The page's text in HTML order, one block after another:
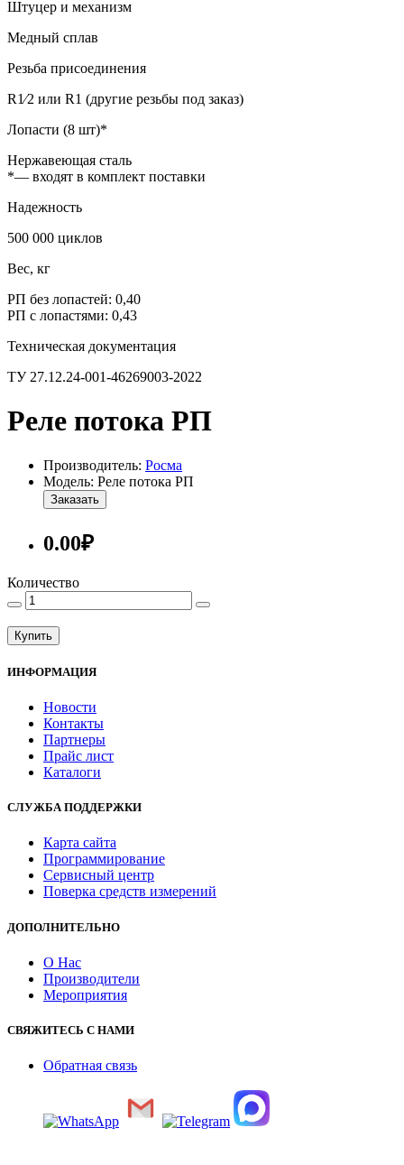
Штуцер и механизм
Медный сплав
Резьба присоединения
R1⁄2 или R1 (другие резьбы под заказ)
Лопасти (8 шт)*
Нержавеющая сталь
*— входят в комплект поставки
Надежность
500 000 циклов
Вес, кг
РП без лопастей: 0,40
РП с лопастями: 0,43
Техническая документация
ТУ 27.12.24-001-46269003-2022
Реле потока РП
Производитель: Росма
Модель: Реле потока РП
Заказать
0.00₽
Количество
Купить
ИНФОРМАЦИЯ
Новости
Контакты
Партнеры
Прайс лист
Каталоги
СЛУЖБА ПОДДЕРЖКИ
Карта сайта
Программирование
Сервисный центр
Поверка средств измерений
ДОПОЛНИТЕЛЬНО
О Нас
Производители
Мероприятия
СВЯЖИТЕСЬ С НАМИ
Обратная связь